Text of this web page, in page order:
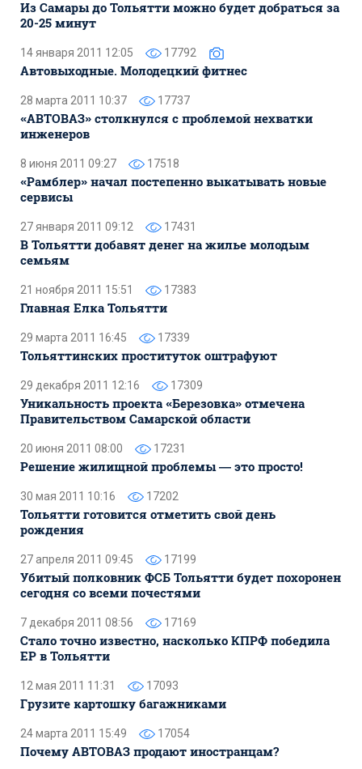
Из Самары до Тольятти можно будет добраться за
20-25 минут
14 января 2011 12:05 17792
Автовыходные. Молодецкий фитнес
28 марта 2011 10:37 17737
«АВТОВАЗ» столкнулся с проблемой нехватки
инженеров
8 июня 2011 09:27 17518
«Рамблер» начал постепенно выкатывать новые
сервисы
27 января 2011 09:12 17431
В Тольятти добавят денег на жилье молодым
семьям
21 ноября 2011 15:51 17383
Главная Елка Тольятти
29 марта 2011 16:45 17339
Тольяттинских проституток оштрафуют
29 декабря 2011 12:16 17309
Уникальность проекта «Березовка» отмечена
Правительством Самарской области
20 июня 2011 08:00 17231
Решение жилищной проблемы — это просто!
30 мая 2011 10:16 17202
Тольятти готовится отметить свой день
рождения
27 апреля 2011 09:45 17199
Убитый полковник ФСБ Тольятти будет похоронен
сегодня со всеми почестями
7 декабря 2011 08:56 17169
Стало точно известно, насколько КПРФ победила
ЕР в Тольятти
12 мая 2011 11:31 17093
Грузите картошку багажниками
24 марта 2011 15:49 17054
Почему АВТОВАЗ продают иностранцам?